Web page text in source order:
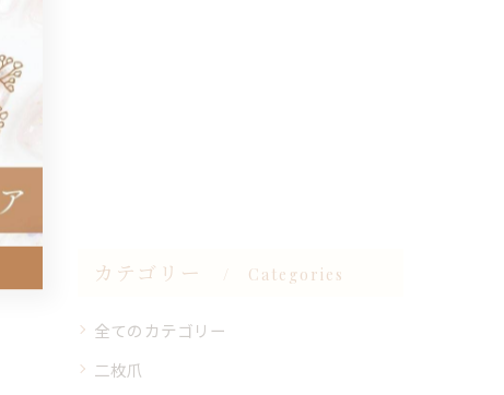
カテゴリー Categories
全てのカテゴリー
二枚爪